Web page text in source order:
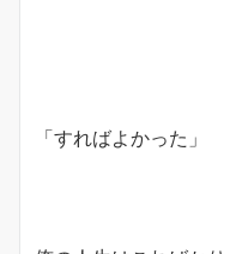
「すればよかった」